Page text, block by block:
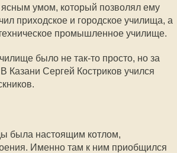
умом, который позволял ему
приходское и городское училища, а
промышленное училище.
было не так-то просто, но за
Казани Сергей Костриков учился
была настоящим котлом,
Именно там к ним приобщился